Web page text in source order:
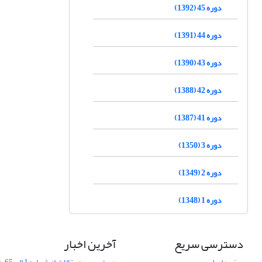
دوره 45 (1392)
دوره 44 (1391)
دوره 43 (1390)
دوره 42 (1388)
دوره 41 (1387)
دوره 3 (1350)
دوره 2 (1349)
دوره 1 (1348)
دسترسی سریع آخرین اخبار